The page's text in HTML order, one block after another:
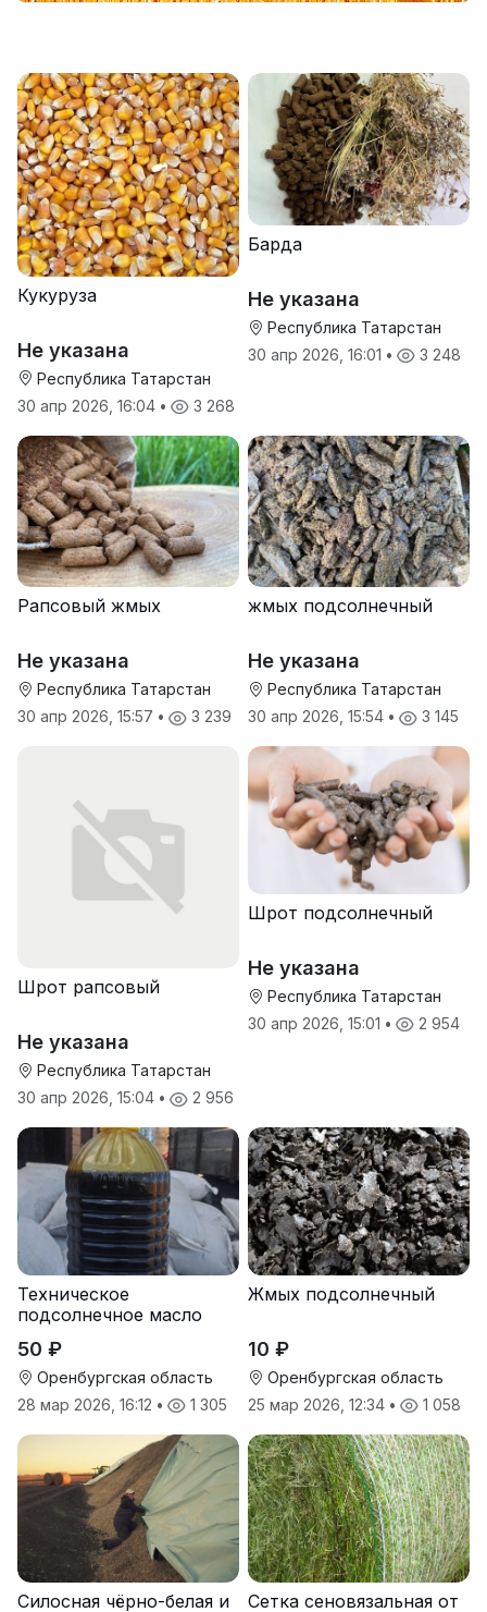
Кукуруза
Не указана
Республика Татарстан
30 апр 2026, 16:04 • 3 268
Барда
Не указана
Республика Татарстан
30 апр 2026, 16:01 • 3 248
Рапсовый жмых
Не указана
Республика Татарстан
30 апр 2026, 15:57 • 3 239
жмых подсолнечный
Не указана
Республика Татарстан
30 апр 2026, 15:54 • 3 145
Шрот рапсовый
Не указана
Республика Татарстан
30 апр 2026, 15:04 • 2 956
Шрот подсолнечный
Не указана
Республика Татарстан
30 апр 2026, 15:01 • 2 954
Техническое
подсолнечное масло
50 ₽
Оренбургская область
28 мар 2026, 16:12 • 1 305
Жмых подсолнечный
10 ₽
Оренбургская область
25 мар 2026, 12:34 • 1 058
Силосная чёрно-белая и
Сетка сеновязальная от